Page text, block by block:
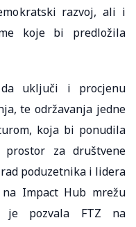
razvoj, ali i
koje bi predložila
da uključi i procjenu
te održavanja jedne
koja bi ponudila
za društvene
poduzetnika i lidera
Impact Hub mrežu
pozvala FTZ na